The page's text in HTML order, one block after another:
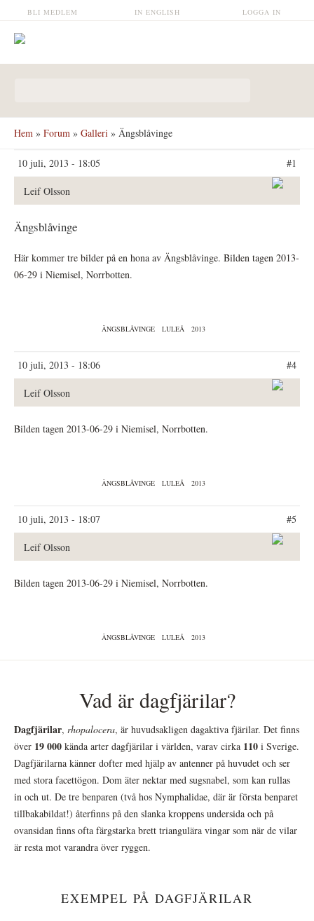
Hoppa till huvudinnehåll LOGGA IN
IN ENGLISH
BLI MEDLEM
Hem » Forum » Galleri » Ängsblåvinge
10 juli, 2013 - 18:05 #1
Leif Olsson
Ängsblåvinge
Här kommer tre bilder på en hona av Ängsblåvinge. Bilden tagen 2013-
06-29 i Niemisel, Norrbotten.
ÄNGSBLÅVINGE LULEÅ 2013
10 juli, 2013 - 18:06 #4
Leif Olsson
Bilden tagen 2013-06-29 i Niemisel, Norrbotten.
ÄNGSBLÅVINGE LULEÅ 2013
10 juli, 2013 - 18:07 #5
Leif Olsson
Bilden tagen 2013-06-29 i Niemisel, Norrbotten.
ÄNGSBLÅVINGE LULEÅ 2013
Vad är dagfjärilar?
Dagfjärilar, rhopalocera, är huvudsakligen dagaktiva fjärilar. Det finns
över 19 000 kända arter dagfjärilar i världen, varav cirka 110 i Sverige.
Dagfjärilarna känner dofter med hjälp av antenner på huvudet och ser
med stora facettögon. Dom äter nektar med sugsnabel, som kan rullas
in och ut. De tre benparen (två hos Nymphalidae, där är första benparet
tillbakabildat!) återfinns på den slanka kroppens undersida och på
ovansidan finns ofta färgstarka brett triangulära vingar som när de vilar
är resta mot varandra över ryggen.
EXEMPEL PÅ DAGFJÄRILAR